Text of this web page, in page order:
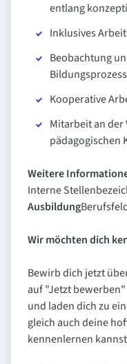
entlang
Inklusives
Beobachtung
Kooperative
Mitarbeit an
pädagogischen
Weitere
Interne
Ausbildung
Wir möchten dich
Bewirb dich jetzt
auf "Jetzt
und laden dich zu
gleich auch deine
kennenlernen